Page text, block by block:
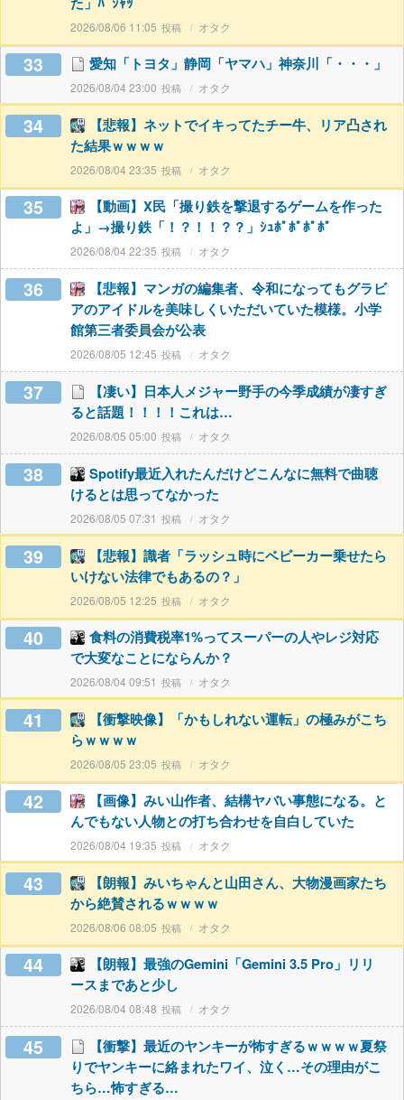
2026/08/06 11:05 オタク
33 愛知「トヨタ」静岡「ヤマハ」神奈川「・・・」
2026/08/04 23:00 オタク
34
【悲報】ネットでイキってたチー牛、リア凸され
た結果ｗｗｗｗ
2026/08/04 23:35 オタク
35
【動画】X民「撮り鉄を撃退するゲームを作った
よ」→撮り鉄「！？！！？？」ｼｭﾎﾟﾎﾟﾎﾟﾎﾟ
2026/08/04 22:35 オタク
36
【悲報】マンガの編集者、令和になってもグラビ
アのアイドルを美味しくいただいていた模様。小学
館第三者委員会が公表
2026/08/05 12:45 オタク
37
【凄い】日本人メジャー野手の今季成績が凄すぎ
ると話題！！！！これは…
2026/08/05 05:00 オタク
38
Spotify最近入れたんだけどこんなに無料で曲聴
けるとは思ってなかった
2026/08/05 07:31 オタク
39
【悲報】識者「ラッシュ時にベビーカー乗せたら
いけない法律でもあるの？」
2026/08/05 12:25 オタク
40
食料の消費税率1%ってスーパーの人やレジ対応
で大変なことにならんか？
2026/08/04 09:51 オタク
41
【衝撃映像】「かもしれない運転」の極みがこち
らｗｗｗｗ
2026/08/05 23:05 オタク
42
【画像】みい山作者、結構ヤバい事態になる。と
んでもない人物との打ち合わせを自白していた
2026/08/04 19:35 オタク
43
【朗報】みいちゃんと山田さん、大物漫画家たち
から絶賛されるｗｗｗｗ
2026/08/06 08:05 オタク
44
【朗報】最強のGemini「Gemini 3.5 Pro」リリ
ースまであと少し
2026/08/04 08:48 オタク
45
【衝撃】最近のヤンキーが怖すぎるｗｗｗｗ夏祭
りでヤンキーに絡まれたワイ、泣く…その理由がこ
ちら…怖すぎる…